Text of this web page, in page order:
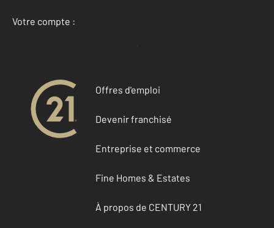
Votre compte :
Accéder à mon compte
Offres d'emploi
Devenir franchisé
Entreprise et commerce
Fine Homes & Estates
À propos de CENTURY 21